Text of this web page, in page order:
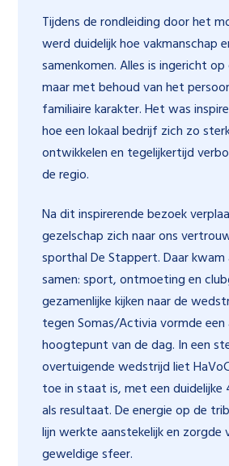
Tijdens de rondleiding door het
werd duidelijk hoe vakmanschap
samenkomen. Alles is ingericht
maar met behoud van het
familiaire karakter. Het was
hoe een lokaal bedrijf zich zo
ontwikkelen en tegelijkertijd
de regio.
Na dit inspirerende bezoek
gezelschap zich naar ons
sporthal De Stappert. Daar kwam
samen: sport, ontmoeting en
gezamenlijke kijken naar de
tegen Somas/Activia vormde
hoogtepunt van de dag. In een
overtuigende wedstrijd liet
toe in staat is, met een
als resultaat. De energie op de
lijn werkte aanstekelijk en zorgde
geweldige sfeer.